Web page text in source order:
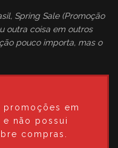
Spring Sale (Promoção
outra coisa em outros
pouco importa, mas o
promoções em
não possui
compras.